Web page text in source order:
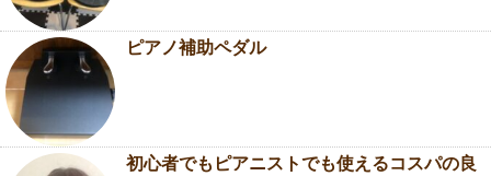
ピアノ補助ペダル
初心者でもピアニストでも使えるコスパの良